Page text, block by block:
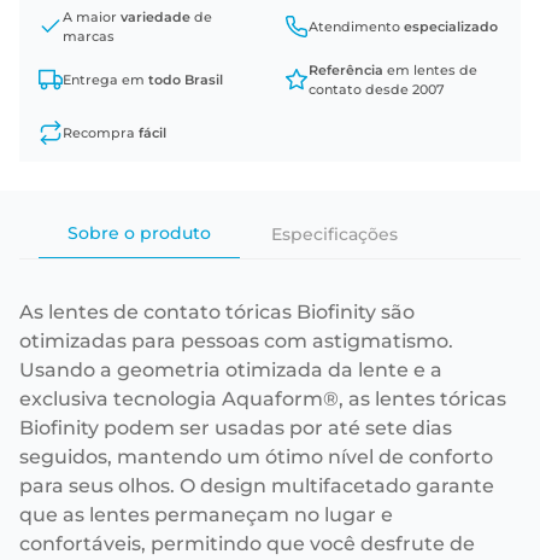
A maior variedade de
marcas
Atendimento especializado
Entrega em todo Brasil
Referência em lentes de
contato desde 2007
Recompra fácil
Sobre o produto Especificações
As lentes de contato tóricas Biofinity são
otimizadas para pessoas com astigmatismo.
Usando a geometria otimizada da lente e a
exclusiva tecnologia Aquaform®, as lentes tóricas
Biofinity podem ser usadas por até sete dias
seguidos, mantendo um ótimo nível de conforto
para seus olhos. O design multifacetado garante
que as lentes permaneçam no lugar e
confortáveis, permitindo que você desfrute de